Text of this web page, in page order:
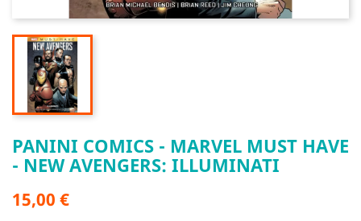
PANINI COMICS - MARVEL MUST HAVE
- NEW AVENGERS: ILLUMINATI
15,00 €